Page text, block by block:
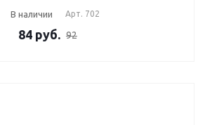
В наличии Арт. 702
84 руб. 92